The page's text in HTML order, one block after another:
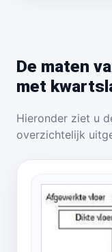
De maten
met
Hieronder ziet u
overzichtelijk